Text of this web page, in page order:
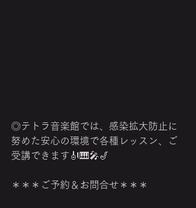
◎テトラ音楽館では、感染拡大防止に
努めた安心の環境で各種レッスン、ご
受講できます🎻🎹🎤🎷
＊＊＊ご予約＆お問合せ＊＊＊